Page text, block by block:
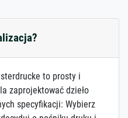
to prosty i
zaprojektować dzieło
specyfikacji: Wybierz